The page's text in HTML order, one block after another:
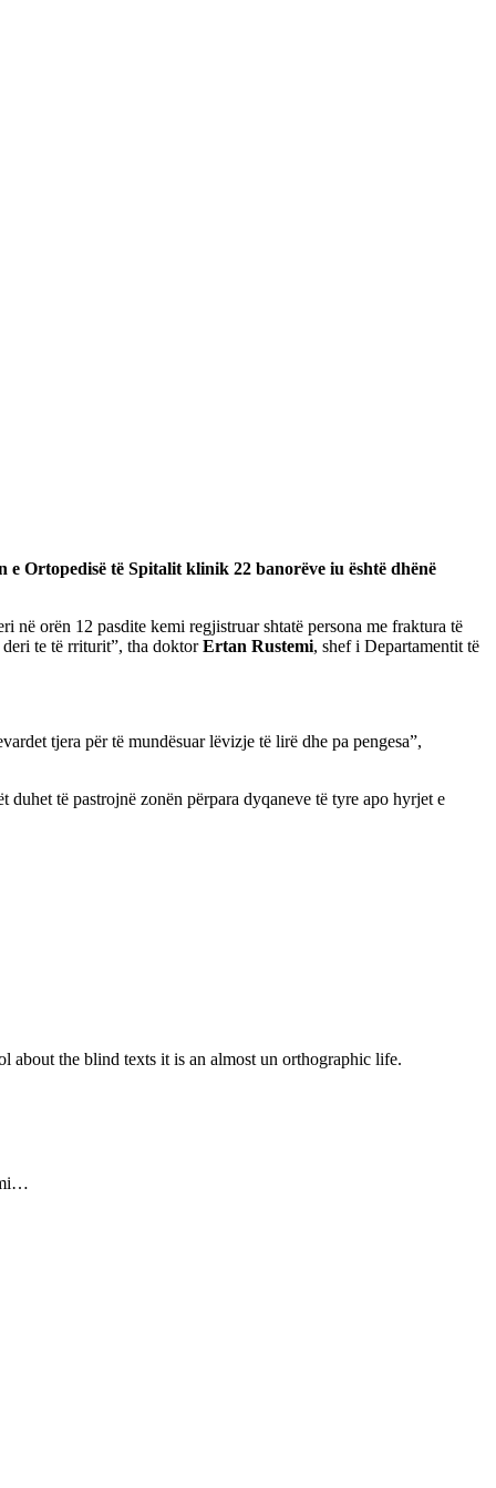
e Ortopedisë të Spitalit klinik 22 banorëve iu është dhënë
në orën 12 pasdite kemi regjistruar shtatë persona me fraktura të
te të rriturit”, tha doktorErtan Rustemi, shef i Departamentit të
tjera për të mundësuar lëvizje të lirë dhe pa pengesa”,
të pastrojnë zonën përpara dyqaneve të tyre apo hyrjet e
about the blind texts it is an almost un orthographic life.